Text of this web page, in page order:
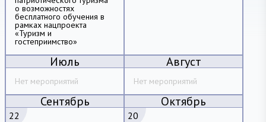
о возможностях
бесплатного обучения в
рамках нацпроекта
«Туризм и
гостеприимство»
Июль
Нет мероприятий
Август
Нет мероприятий
Сентябрь
22
Октябрь
20